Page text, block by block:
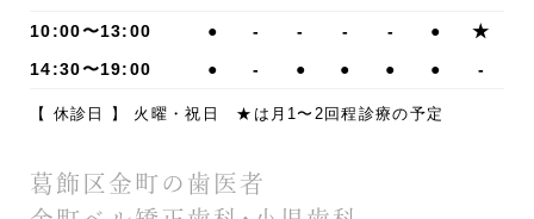
10:00〜13:00 ● - - - - ●
★
14:30〜19:00
● - ● ● ● ● -
【 休診日 】 火曜・祝日 ★は月1〜2回程診療の予定
葛飾区金町の歯医者